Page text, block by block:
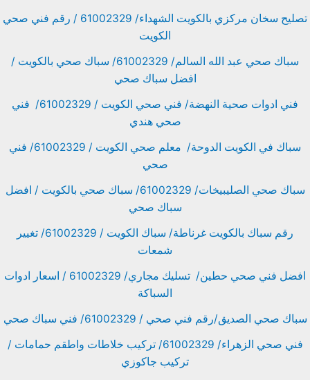
تصليح سخان مركزي بالكويت الشهداء/ 61002329 / رقم فني صحي
الكويت
سباك صحي عبد الله السالم/ 61002329/ سباك صحي بالكويت /
افضل سباك صحي
فني ادوات صحية النهضة/ فني صحي الكويت / 61002329/ فني
صحي هندي
سباك في الكويت الدوحة/ معلم صحي الكويت / 61002329/ فني
صحي
سباك صحي الصليبيخات/ 61002329/ سباك صحي بالكويت / افضل
سباك صحي
رقم سباك بالكويت غرناطة/ سباك الكويت / 61002329/ تغيير
شمعات
افضل فني صحي حطين/ تسليك مجاري/ 61002329 / اسعار ادوات
السباكة
سباك صحي الصديق/رقم فني صحي / 61002329/ فني سباك صحي
فني صحي الزهراء/ 61002329/ تركيب خلاطات واطقم حمامات /
تركيب جاكوزي